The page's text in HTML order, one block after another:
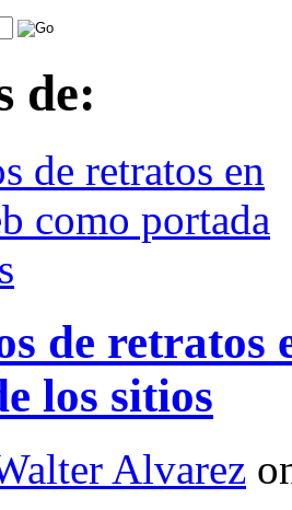
de:
de retratos
los sitios
Alvarez